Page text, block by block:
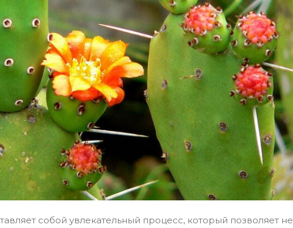
собой увлекательный процесс, который позволяет не